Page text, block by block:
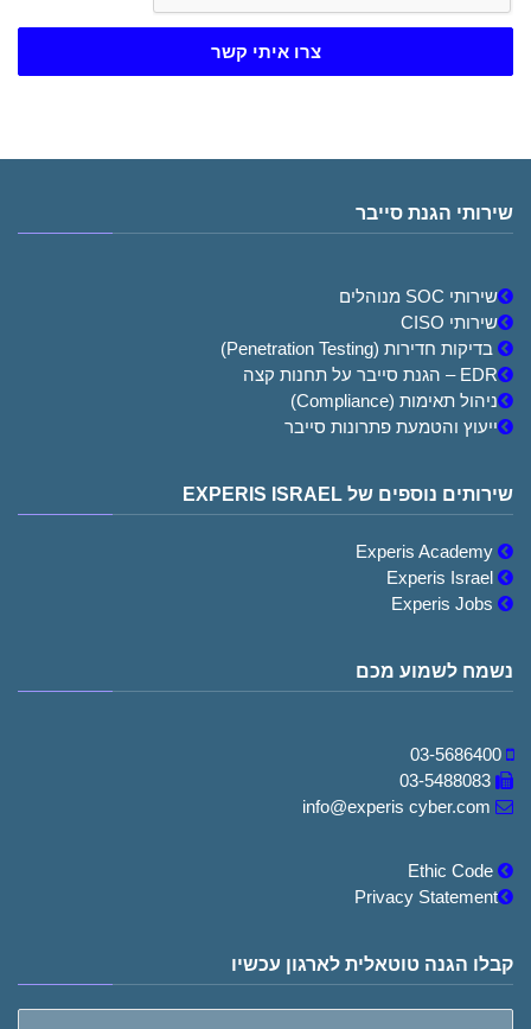
צרו איתי קשר
שירותי הגנת סייבר
שירותי SOC מנוהלים
שירותי CISO
בדיקות חדירות (Penetration Testing)
EDR – הגנת סייבר על תחנות קצה
ניהול תאימות (Compliance)
ייעוץ והטמעת פתרונות סייבר
שירותים נוספים של EXPERIS ISRAEL
נשמח לשמוע מכם
03-5686400
03-5488083
info@experis cyber.com
Privacy Statement
קבלו הגנה טוטאלית לארגון עכשיו
שם